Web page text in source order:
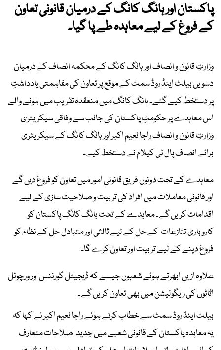
پاکستان اور ہانگ کانگ کے درمیان قانونی تعاون
کے فروغ کے لیے معاہدہ طے پا گیا۔
وزارتِ قانون و انصاف اور ہانگ کانگ کے محکمہ انصاف کے درمیان
دسویں بیلٹ اینڈ روڈ سمٹ کے موقع پر تعاون کی مفاہمتی یادداشتِ
پر دستخط کیے گئے۔ ہانگ کانگ میں منعقدہ تقریب میں ہونے والے
اس معاہدے پر حکومتِ پاکستان کی جانب سے وفاقی سیکریٹری
وزارتِ قانون و انصاف راجا نعیم اکبر اور ہانگ کانگ کے سیکریٹری
برائے انصاف پال ٹی کیلام نے دستخط کیے۔
معاہدے کے تحت دونوں فریق قانونی امور میں تعاون کو فروغ دیں گے
اور قانونی معاملات میں افراد کی تربیت و صلاحیت سازی کے لیے
اقدامات کریں گے۔ معاہدے کے تحت ہانگ کانگ پاکستان کو
کاروباری تنازعات کے حل کے لیے ثالثی اور متبادل حل کے نظام کو
فروغ دینے کے لیے تربیت اور تعاون کرے گا۔
علاوہ ازیں ابھرتے ہوئے شعبوں جیسے کہ ڈیجیٹل گورننس اور ورچوئل
اثاثوں کی ریگولیشن میں بھی تعاون کریں گے۔
بیلٹ اینڈ روڈ سمٹ سے خطاب کرتے ہوئے راجا نعیم اکبر نے کہا کہ
یہ معاہدہ پاکستان کے قانونی شعبے میں جدید اصلاحات متعارف